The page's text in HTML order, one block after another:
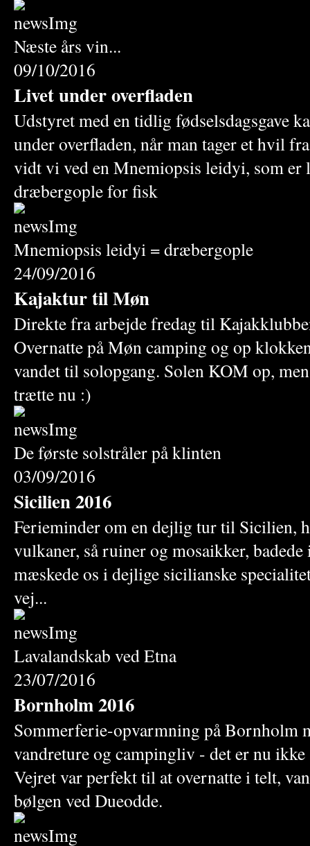
Næste års vin...
09/10/2016
Livet under overfladen
Udstyret med en tidlig fødselsdagsgave
under overfladen, når man tager et hvil
vidt vi ved en Mnemiopsis leidyi, som er
dræbergople for fisk
Mnemiopsis leidyi = dræbergople
24/09/2016
Kajaktur til Møn
Direkte fra arbejde fredag til
Overnatte på Møn camping og op
vandet til solopgang. Solen KOM op,
trætte nu :)
De første solstråler på klinten
03/09/2016
Sicilien 2016
Ferieminder om en dejlig tur til Sicilien,
vulkaner, så ruiner og mosaikker,
mæskede os i dejlige sicilianske
vej...
Lavalandskab ved Etna
23/07/2016
Bornholm 2016
Sommerferie-opvarmning på Bornholm
vandreture og campingliv - det er nu ikke
Vejret var perfekt til at overnatte i telt,
bølgen ved Dueodde.